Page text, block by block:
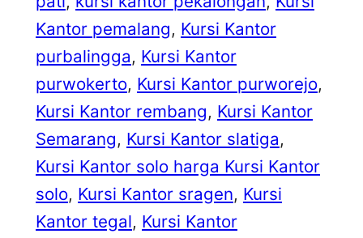
Kantor pemalang, Kursi Kantor
purbalingga, Kursi Kantor
purwokerto, Kursi Kantor purworejo
Kursi Kantor rembang, Kursi Kantor
Semarang, Kursi Kantor slatiga
Kursi Kantor solo harga Kursi Kantor
solo, Kursi Kantor sragen, Kursi
Kantor tegal, Kursi Kantor